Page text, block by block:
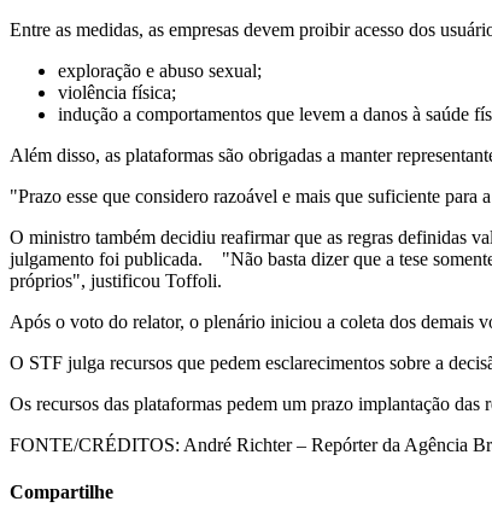
Entre as medidas, as empresas devem proibir acesso dos
exploração e abuso sexual;
violência física;
indução a comportamentos que levem a danos à saúde
Além disso, as plataformas são obrigadas a manter
"Prazo esse que considero razoável e mais que suficiente
O ministro também decidiu reafirmar que as regras definidas
julgamento foi publicada. "Não basta dizer que a tese
próprios", justificou Toffoli.
Após o voto do relator, o plenário iniciou a coleta dos demais
O STF julga recursos que pedem esclarecimentos sobre a
Os recursos das plataformas pedem um prazo implantação
FONTE/CRÉDITOS: André Richter – Repórter da Agência
Compartilhe